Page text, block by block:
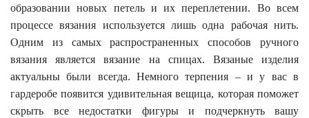
образовании новых петель и их переплетении. Во всем
процессе вязания используется лишь одна рабочая нить.
Одним из самых распространенных способов ручного
вязания является вязание на спицах. Вязаные изделия
актуальны были всегда. Немного терпения – и у вас в
гардеробе появится удивительная вещица, которая поможет
скрыть все недостатки фигуры и подчеркнуть вашу